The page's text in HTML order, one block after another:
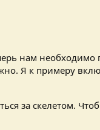
нам
Я к примеру
за скелетом.